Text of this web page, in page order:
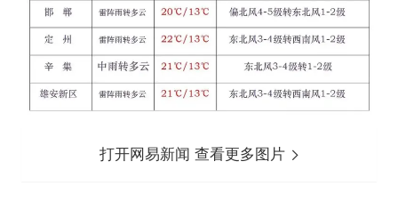
打开网易新闻 查看更多图片